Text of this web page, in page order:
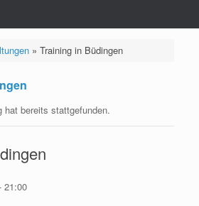
» Training in Büdingen
hat bereits stattgefunden.
21:00